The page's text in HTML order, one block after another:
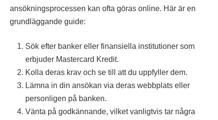
ansökningsprocessen kan ofta göras online. Här är en
grundläggande guide:
Sök efter banker eller finansiella institutioner som
erbjuder Mastercard Kredit.
Kolla deras krav och se till att du uppfyller dem.
Lämna in din ansökan via deras webbplats eller
personligen på banken.
Vänta på godkännande, vilket vanligtvis tar några